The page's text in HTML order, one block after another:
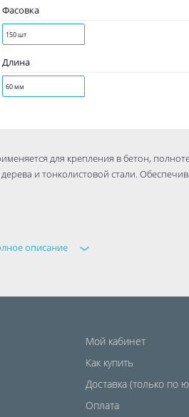
Фасовка
150 шт
Длина
60 мм
для крепления в бетон,
дерева и тонколистовой стали.
описание
Мой кабинет
Как купить
Доставка (только по
Оплата